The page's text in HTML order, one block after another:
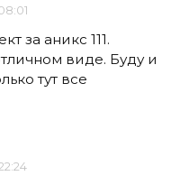
за аникс 111.
виде. Буду и
тут все